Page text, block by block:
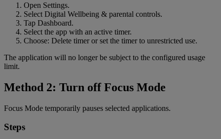
Open Settings.
Select Digital Wellbeing & parental controls.
Tap Dashboard.
Select the app with an active timer.
Choose: Delete timer or set the timer to unrestricted use.
The application will no longer be subject to the configured usage
limit.
Method 2: Turn off Focus Mode
Focus Mode temporarily pauses selected applications.
Steps